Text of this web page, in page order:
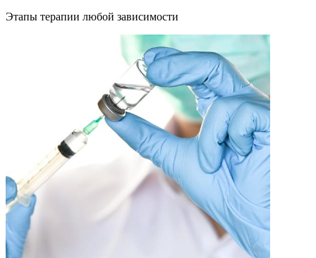
Этапы терапии любой зависимости